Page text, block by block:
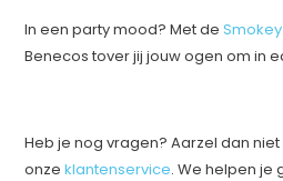
In een party mood? Met de
Benecos tover jij jouw ogen om in
Heb je nog vragen? Aarzel dan
onzeklantenservice. We helpen je